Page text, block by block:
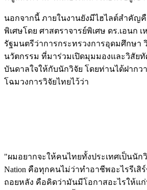
นอกจากนี้ ภายในงานยังมีไฮไลต์สำคัญ
พิเศษโดย ศาสตราจารย์พิเศษ ดร.เอนก
รัฐมนตรีว่าการกระทรวงการอุดมศึกษา
นวัตกรรม ที่มาร่วมเปิดมุมมองและวิสัยทั
บันดาลใจให้กับนักวิจัย โดยท่านได้ฝาก
โฉมวงการวิจัยไทยไว้ว่า
"ผมอยากจะให้คนไทยทั้งประเทศเป็นนักวิ
Nation คือทุกคนไม่ว่าทำอาชีพอะไรรีเสิ
ถอยหลัง คือคิดว่ามันมีโอกาสอะไรให้แ